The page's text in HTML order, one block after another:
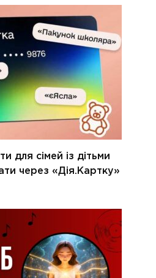
для сімей із дітьми
через «Дія.Картку»